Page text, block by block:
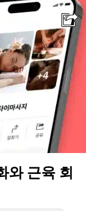
위한 사용법
와 근육 회